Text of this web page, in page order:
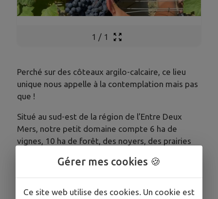
1 / 1
Perché sur des côteaux argilo-calcaire, ce lieu
unique nous appelle à la contemplation mais pas
que !
​Situé au sud-est de la région de l’Entre Deux
Mers, notre petit domaine compte 6 ha de
vignes, 10 ha de forêt, des noyers, des prairies
forestiers que nous avons à cœur de planter
dans et autour de nos vignes depuis quelques
années…
Gérer mes cookies 🍪
Ce site web utilise des cookies. Un cookie est